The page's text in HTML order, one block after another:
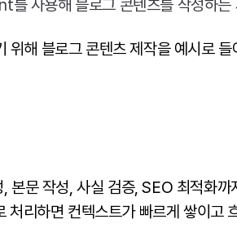
위해 블로그 콘텐츠 제작을 예시로 들
본문 작성, 사실 검증, SEO 최적화까
리하면 컨텍스트가 빠르게 쌓이고